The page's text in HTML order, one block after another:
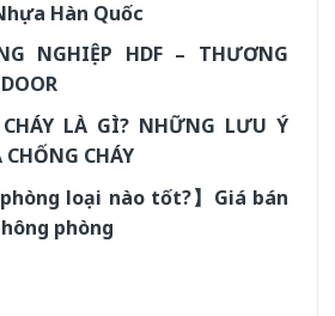
Hàn Quốc
NGHIỆP HDF – THƯƠNG
LÀ GÌ? NHỮNG LƯU Ý
CHÁY
phòng loại nào tốt?】Giá bán
phòng